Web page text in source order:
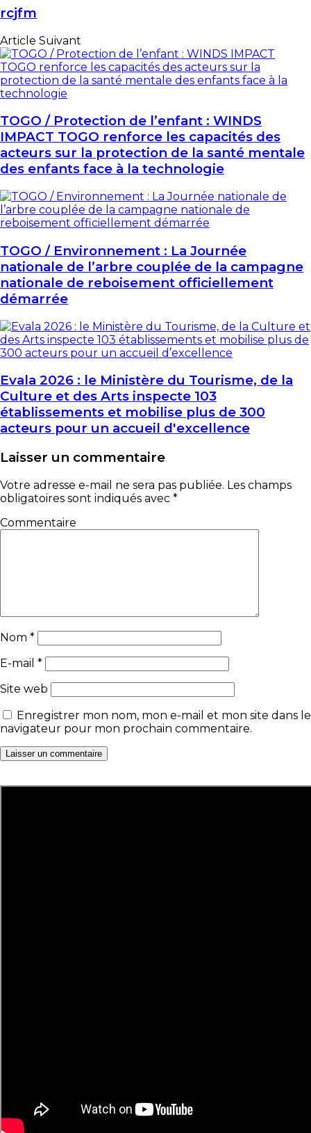
rcjfm
Article Suivant
TOGO / Protection de l’enfant : WINDS
IMPACT TOGO renforce les capacités des
acteurs sur la protection de la santé mentale
des enfants face à la technologie
TOGO / Environnement : La Journée
nationale de l’arbre couplée de la campagne
nationale de reboisement officiellement
démarrée
Evala 2026 : le Ministère du Tourisme, de la
Culture et des Arts inspecte 103
établissements et mobilise plus de 300
acteurs pour un accueil d'excellence
Laisser un commentaire
Votre adresse e-mail ne sera pas publiée. Les champs
obligatoires sont indiqués avec *
Commentaire
Nom *
E-mail *
Site web
Enregistrer mon nom, mon e-mail et mon site dans le
navigateur pour mon prochain commentaire.